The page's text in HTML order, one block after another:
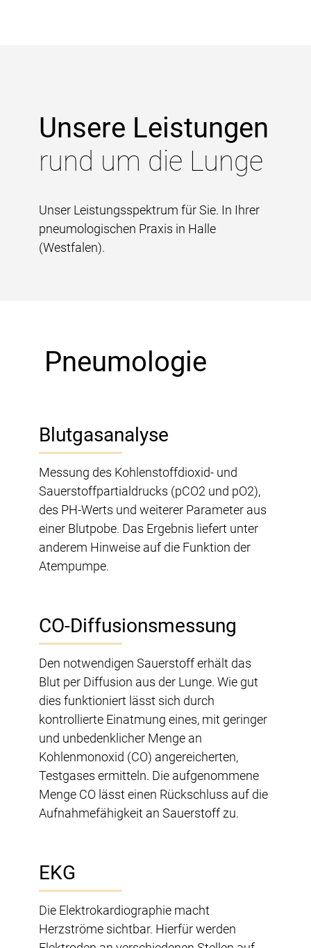
Unsere Leistungen
rund um die Lunge
Unser Leistungsspektrum für Sie. In Ihrer
pneumologischen Praxis in Halle
(Westfalen).
Pneumologie
Blutgasanalyse
Messung des Kohlenstoffdioxid- und
Sauerstoffpartialdrucks (pCO2 und pO2),
des PH-Werts und weiterer Parameter aus
einer Blutpobe. Das Ergebnis liefert unter
anderem Hinweise auf die Funktion der
Atempumpe.
CO-Diffusionsmessung
Den notwendigen Sauerstoff erhält das
Blut per Diffusion aus der Lunge. Wie gut
dies funktioniert lässt sich durch
kontrollierte Einatmung eines, mit geringer
und unbedenklicher Menge an
Kohlenmonoxid (CO) angereicherten,
Testgases ermitteln. Die aufgenommene
Menge CO lässt einen Rückschluss auf die
Aufnahmefähigkeit an Sauerstoff zu.
EKG
Die Elektrokardiographie macht
Herzströme sichtbar. Hierfür werden